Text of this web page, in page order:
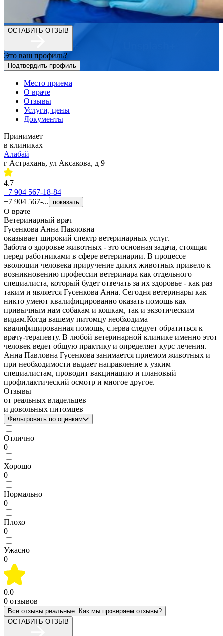
ОСТАВИТЬ ОТЗЫВ
Это ваш профиль?
Подтвердить профиль
Место приема
О враче
Отзывы
Услуги, цены
Документы
Принимает
в клиниках
Алабай
г Астрахань, ул Аксакова, д 9
4.7
+7 904 567-18-84
+7 904 567-...
показать
О враче
Ветеринарный врач
Гусенкова Анна Павловна
оказывает широкий спектр ветеринарных услуг.
Забота о здоровье животных - это основная задача, стоящая
перед работниками в сфере ветеринарии. В процессе
эволюции человека приручение диких животных привело к
возникновению профессии ветеринара как отдельного
специалиста, который будет отвечать за их здоровье - как раз
таким и является Гусенкова Анна. Сегодня ветеринары как
никто умеют квалифицированно оказать помощь как
привычным нам собакам и кошкам, так и экзотическим
видам.Когда вашему питомцу необходима
квалифицированная помощь, сперва следует обратиться к
врачу-терапевту. В любой ветеринарной клинике именно этот
человек ведет общую практику и определяет курс лечения.
Анна Павловна Гусенкова занимается приемом животных и
при необходимости выдает направление к узким
специалистам, проводит вакцинацию и плановый
профилактический осмотр и многое другое.
Отзывы
от реальных владельцев
и довольных питомцев
Фильтровать по оценкам
Отлично
0
Хорошо
0
Нормально
0
Плохо
0
Ужасно
0
0.0
0 отзывов
Все отзывы реальные. Как мы проверяем отзывы?
ОСТАВИТЬ ОТЗЫВ